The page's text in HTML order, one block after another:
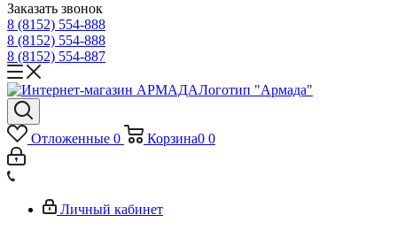
Заказать звонок
8 (8152) 554-888
8 (8152) 554-888
8 (8152) 554-887
Логотип "Армада"
Отложенные 0 Корзина0 0
Личный кабинет